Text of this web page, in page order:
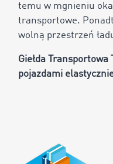
temu w mgnieniu
transportowe.
wolną przestrzeń
Giełda Transportowa
pojazdami